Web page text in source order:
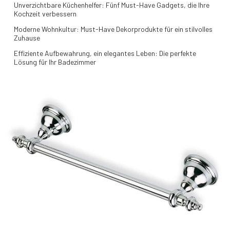
Unverzichtbare Küchenhelfer: Fünf Must-Have Gadgets, die Ihre
Kochzeit verbessern
Moderne Wohnkultur: Must-Have Dekorprodukte für ein stilvolles
Zuhause
Effiziente Aufbewahrung, ein elegantes Leben: Die perfekte
Lösung für Ihr Badezimmer